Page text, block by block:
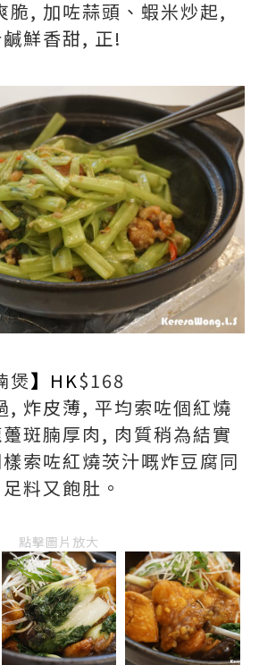
脆, 加咗蒜頭、蝦米炒起,
鮮香甜, 正!
煲】 HK$168
, 炸皮薄, 平均索咗個紅燒
斑腩厚肉, 肉質稍為結實
索咗紅燒茨汁嘅炸豆腐同
料又飽肚。
點擊圖片放大